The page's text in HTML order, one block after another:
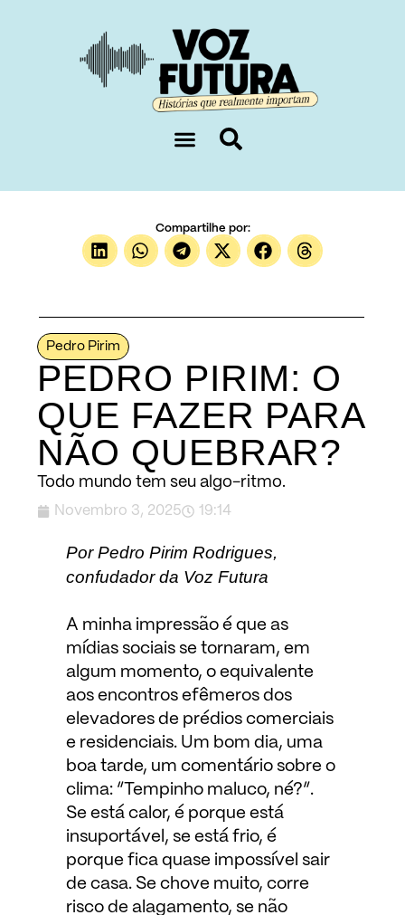
Compartilhe por:
Pedro Pirim
PEDRO PIRIM: O
QUE FAZER PARA
NÃO QUEBRAR?
Todo mundo tem seu algo-ritmo.
Novembro 3, 2025 19:14
Por Pedro Pirim Rodrigues,
confudador da Voz Futura
A minha impressão é que as
mídias sociais se tornaram, em
algum momento, o equivalente
aos encontros efêmeros dos
elevadores de prédios comerciais
e residenciais. Um bom dia, uma
boa tarde, um comentário sobre o
clima: “Tempinho maluco, né?”.
Se está calor, é porque está
insuportável, se está frio, é
porque fica quase impossível sair
de casa. Se chove muito, corre
risco de alagamento, se não